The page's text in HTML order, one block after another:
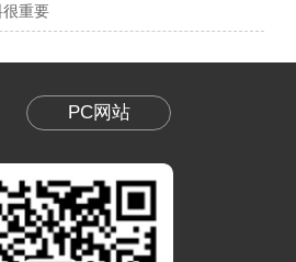
重要
PC网站